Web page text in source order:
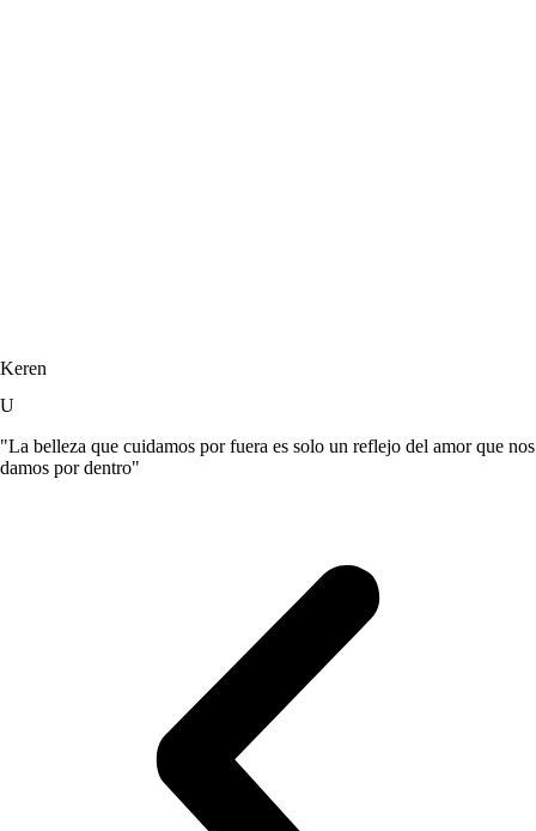
Keren
U
"La belleza que cuidamos por fuera es solo un reflejo del amor que nos
damos por dentro"